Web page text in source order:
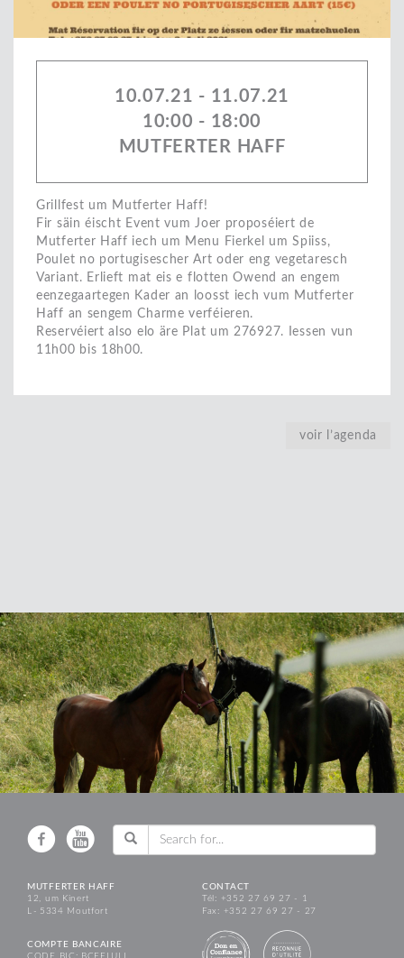
10.07.21 - 11.07.21
10:00 - 18:00
MUTFERTER HAFF
Grillfest um Mutferter Haff!
Fir säin éischt Event vum Joer proposéiert de
Mutferter Haff iech um Menu Fierkel um Spiiss,
Poulet no portugisescher Art oder eng vegetaresch
Variant. Erlieft mat eis e flotten Owend an engem
eenzegaartegen Kader an loosst iech vum Mutferter
Haff an sengem Charme verféieren.
Reservéiert also elo äre Plat um 276927. Iessen vun
11h00 bis 18h00.
voir l’agenda
MUTFERTER HAFF
12, um Kinert
L - 5334 Moutfort
CONTACT
Tél: +352 27 69 27 - 1
Fax: +352 27 69 27 - 27
COMPTE BANCAIRE
CODE BIC: BCEELULL